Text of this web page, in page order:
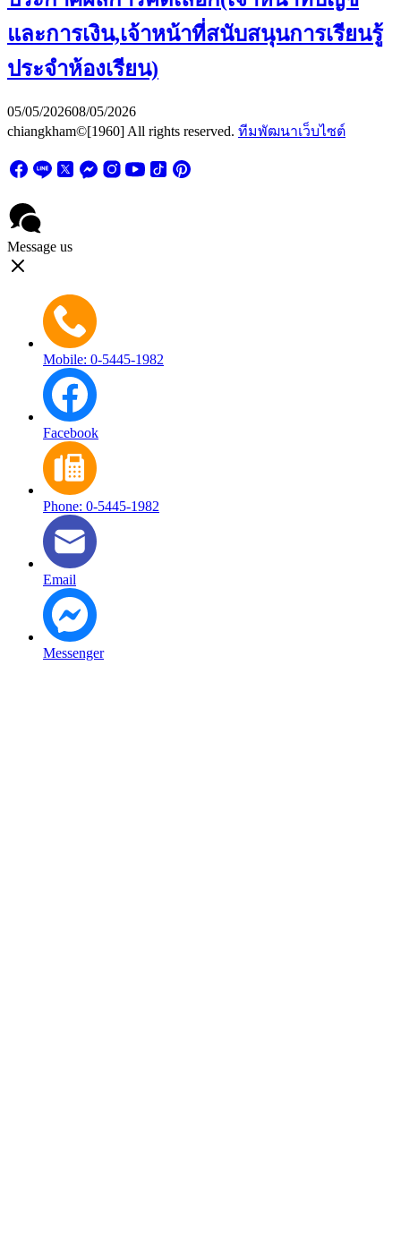
และการเงิน,เจ้าหน้าที่สนับสนุนการเรียนรู้
ประจำห้องเรียน)
05/05/202608/05/2026
chiangkham©[1960] All rights reserved. ทีมพัฒนาเว็บไซต์
Message us
Mobile: 0-5445-1982
Facebook
Phone: 0-5445-1982
Email
Messenger